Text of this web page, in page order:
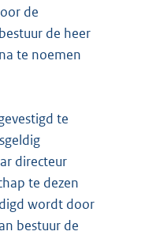
de
de heer
te noemen
te
directeur
te dezen
wordt door
bestuur de